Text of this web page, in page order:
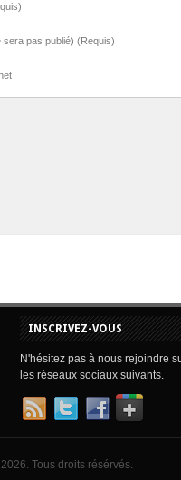
sera pas publié) (Requis)
INSCRIVEZ-VOUS
N'hésitez pas à nous rejoindre
les réseaux sociaux suivants.
Tous droits résérvés.